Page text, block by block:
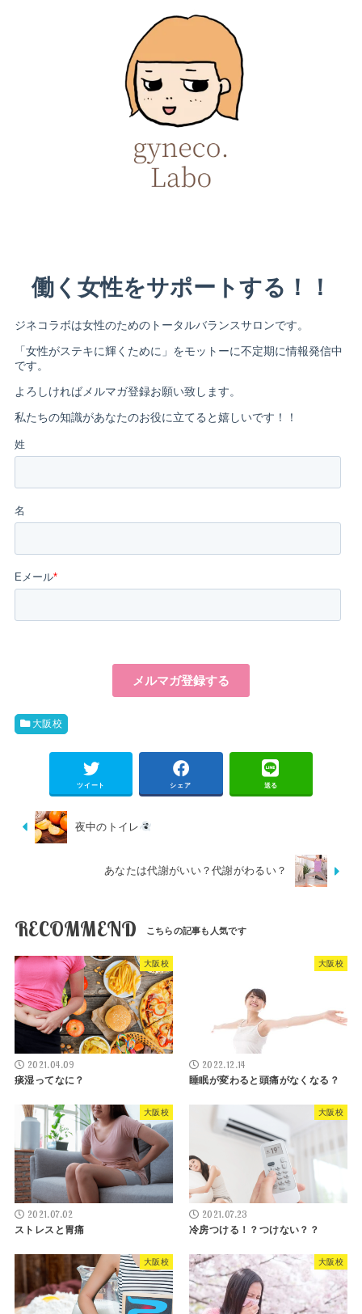
大阪校
ツイート シェア 送る
夜中のトイレ
あなたは代謝がいい？代謝がわるい？
RECOMMEND
大阪校
2021.04.09
痰湿ってなに？
大阪校
2022.12.14
睡眠が変わると頭痛がなくなる？
大阪校
2021.07.02
ストレスと胃痛
大阪校
2021.07.23
冷房つける！？つけない？？
大阪校 大阪校